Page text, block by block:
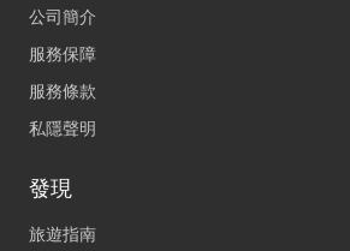
公司簡介
服務保障
服務條款
私隱聲明
發現
旅遊指南